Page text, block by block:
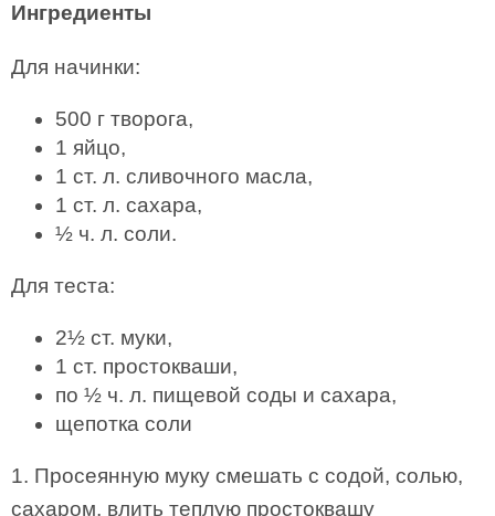
Ингредиенты
Для начинки:
500 г творога,
1 яйцо,
1 ст. л. сливочного масла,
1 ст. л. сахара,
½ ч. л. соли.
Для теста:
2½ ст. муки,
1 ст. простокваши,
по ½ ч. л. пищевой соды и сахара,
щепотка соли
1. Просеянную муку смешать с содой, солью,
сахаром, влить теплую простоквашу